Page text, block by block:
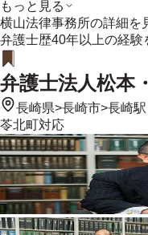
もっと見る
横山法律事務所の詳細を
弁護士歴40年以上の経
弁護士法人松本
長崎県>長崎市>長崎駅
苓北町対応